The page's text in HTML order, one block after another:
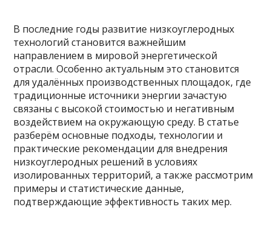
В последние годы развитие низкоуглеродных
технологий становится важнейшим
направлением в мировой энергетической
отрасли. Особенно актуальным это становится
для удалённых производственных площадок, где
традиционные источники энергии зачастую
связаны с высокой стоимостью и негативным
воздействием на окружающую среду. В статье
разберём основные подходы, технологии и
практические рекомендации для внедрения
низкоуглеродных решений в условиях
изолированных территорий, а также рассмотрим
примеры и статистические данные,
подтверждающие эффективность таких мер.